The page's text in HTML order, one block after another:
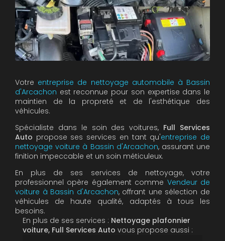
Votre entreprise de nettoyage automobile à Bassin
d'Arcachon est reconnue pour son expertise dans le
maintien de la propreté et de l'esthétique des
véhicules.
Spécialiste dans le soin des voitures, Full Services
Auto propose ses services en tant qu'entreprise de
nettoyage voiture à Bassin d'Arcachon, assurant une
finition impeccable et un soin méticuleux.
En plus de ses services de nettoyage, votre
professionnel opère également comme Vendeur de
voiture à Bassin d'Arcachon, offrant une sélection de
véhicules de haute qualité, adaptés à tous les
besoins.
En plus de ses services : Nettoyage plafonnier
voiture, Full Services Auto vous propose aussi :